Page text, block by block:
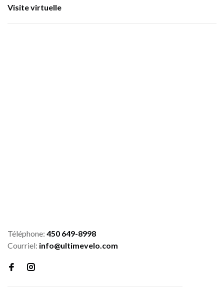
Visite virtuelle
Téléphone: 450 649-8998
Courriel: info@ultimevelo.com